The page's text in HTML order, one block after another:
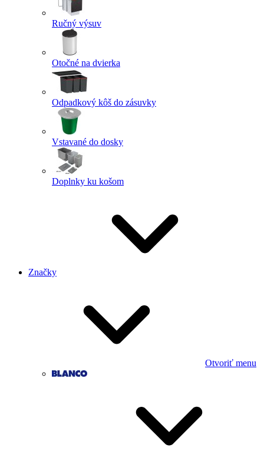
Ručný výsuv
Otočné na dvierka
Odpadkový kôš do zásuvky
Vstavané do dosky
Doplnky ku košom
Značky
Otvoriť menu